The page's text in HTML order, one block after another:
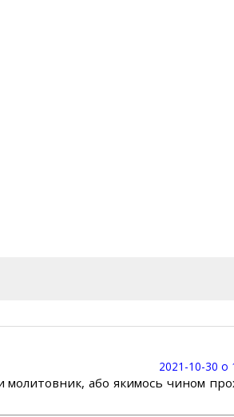
2021-10-30 о
молитовник, або якимось чином